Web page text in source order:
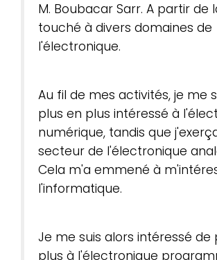
M. Boubacar Sarr. A partir de
touché à divers domaines de
l'électronique.
Au fil de mes activités, je me
plus en plus intéressé à
numérique, tandis que
secteur de l'électronique
Cela m'a emmené à
l'informatique.
Je me suis alors intéressé de
plus à l'électronique